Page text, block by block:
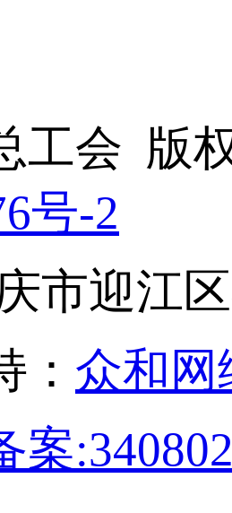
工会 版
号-2
市迎江
： 众和网
案